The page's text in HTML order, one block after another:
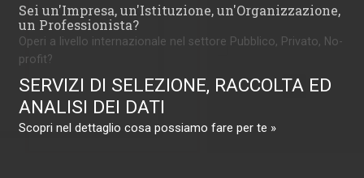
Sei un'Impresa, un'Istituzione, un'Organizzazione,
un Professionista?
Operi a livello internazionale nel settore Pubblico, Privato, No-
profit?
SERVIZI DI SELEZIONE, RACCOLTA ED
ANALISI DEI DATI
Scopri nel dettaglio cosa possiamo fare per te »